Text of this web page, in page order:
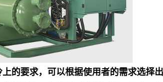
的要求，可以根据使用者的需求选择出